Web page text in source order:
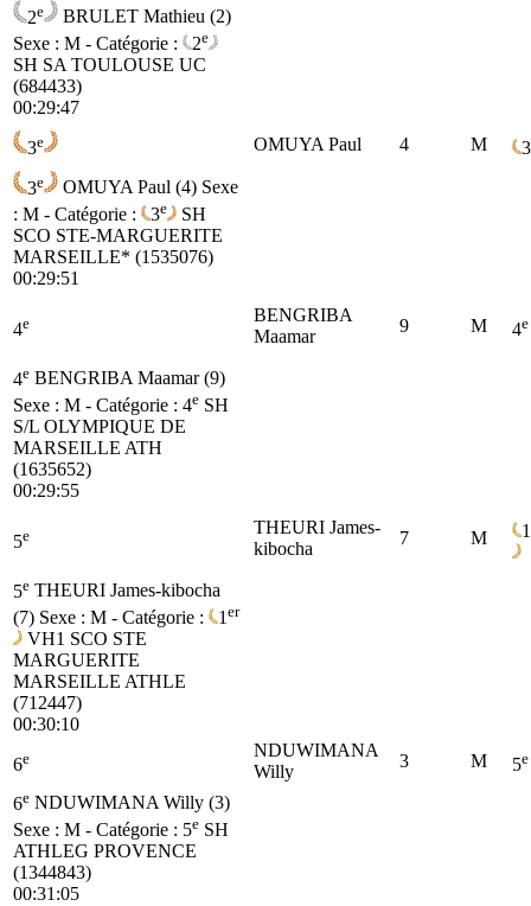
2e
BRULET Mathieu (2)
Sexe : M - Catégorie :
2e
SH SA TOULOUSE UC
(684433)
00:29:47
3e OMUYA Paul 4 M 3
3e OMUYA Paul (4) Sexe
: M - Catégorie :
3e
SH
SCO STE-MARGUERITE
MARSEILLE* (1535076)
00:29:51
4e
BENGRIBA
Maamar
9 M 4e
4e BENGRIBA Maamar (9)
Sexe : M - Catégorie : 4e SH
S/L OLYMPIQUE DE
MARSEILLE ATH
(1635652)
00:29:55
5e
THEURI James-
kibocha
7 M 1
5e THEURI James-kibocha
(7) Sexe : M - Catégorie : 1 er
VH1 SCO STE
MARGUERITE
MARSEILLE ATHLE
(712447)
00:30:10
6e
NDUWIMANA
Willy
3 M 5e
6e NDUWIMANA Willy (3)
Sexe : M - Catégorie : 5e SH
ATHLEG PROVENCE
(1344843)
00:31:05